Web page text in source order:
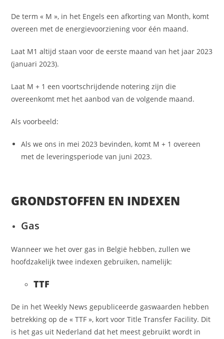
De term « M », in het Engels een afkorting van Month, komt
overeen met de energievoorziening voor één maand.
Laat M1 altijd staan voor de eerste maand van het jaar 2023
(januari 2023).
Laat M + 1 een voortschrijdende notering zijn die
overeenkomt met het aanbod van de volgende maand.
Als voorbeeld:
Als we ons in mei 2023 bevinden, komt M + 1 overeen
met de leveringsperiode van juni 2023.
GRONDSTOFFEN EN INDEXEN
Gas
Wanneer we het over gas in België hebben, zullen we
hoofdzakelijk twee indexen gebruiken, namelijk:
TTF
De in het Weekly News gepubliceerde gaswaarden hebben
betrekking op de « TTF », kort voor Title Transfer Facility. Dit
is het gas uit Nederland dat het meest gebruikt wordt in